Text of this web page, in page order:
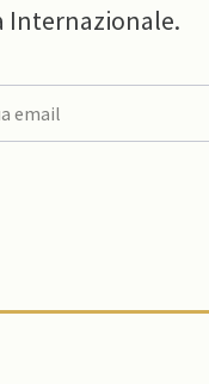
Internazionale.